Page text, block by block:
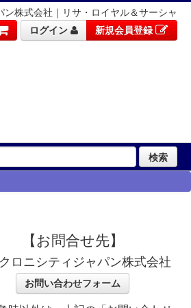
ン株式会社｜リサ・ロイヤル＆サーシャ
ログイン 新規会員登録
検索
【お問合せ先】
ロニシティジャパン株式会社
お問い合わせフォーム